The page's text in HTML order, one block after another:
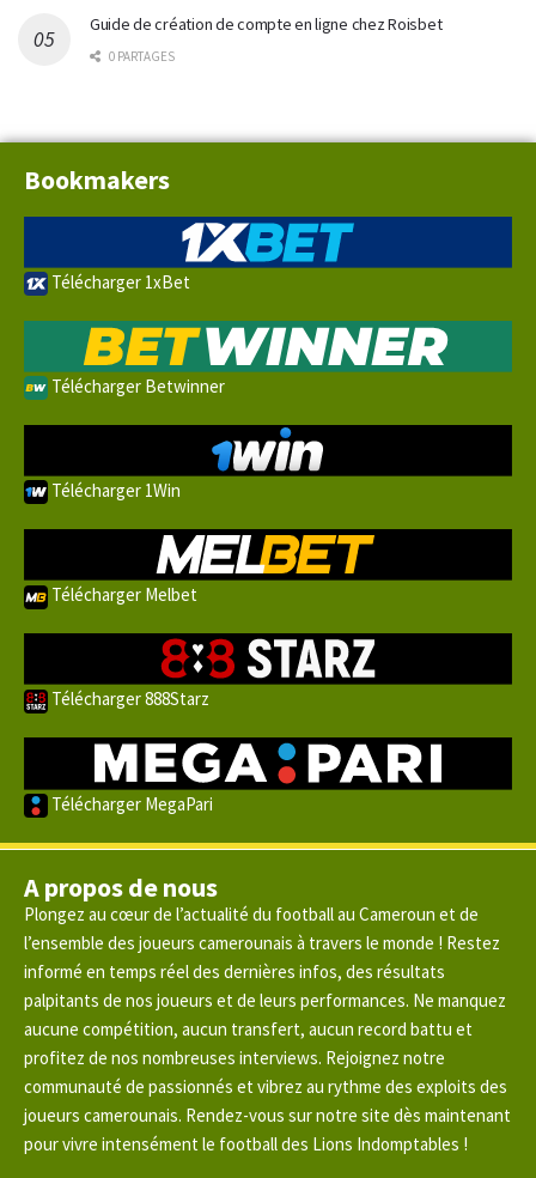
Guide de création de compte en ligne chez Roisbet
0 PARTAGES
Bookmakers
Télécharger 1xBet
Télécharger Betwinner
Télécharger 1Win
Télécharger Melbet
Télécharger 888Starz
Télécharger MegaPari
A propos de nous
Plongez au cœur de l’actualité du football au Cameroun et de
l’ensemble des joueurs camerounais à travers le monde ! Restez
informé en temps réel des dernières infos, des résultats
palpitants de nos joueurs et de leurs performances. Ne manquez
aucune compétition, aucun transfert, aucun record battu et
profitez de nos nombreuses interviews. Rejoignez notre
communauté de passionnés et vibrez au rythme des exploits des
joueurs camerounais. Rendez-vous sur notre site dès maintenant
pour vivre intensément le football des Lions Indomptables !